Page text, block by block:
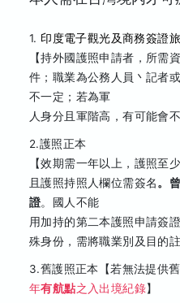
1. 印度電子觀光及商務簽證
【持外國護照申請者，所需
件；職業為公務人員丶記者
不一定；若為軍
人身分且軍階高，有可能會不
2.護照正本
【效期需一年以上，護照至
且護照持照人欄位需簽名。
證。國人不能
用加持的第二本護照申請簽
殊身份，需將職業別及目的
3.舊護照正本【若無法提供
年有航點之入出境紀錄】